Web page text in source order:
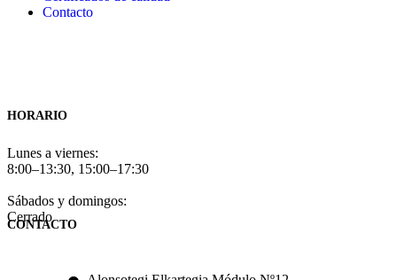
Contacto
HORARIO
Lunes a viernes:
8:00–13:30, 15:00–17:30
Sábados y domingos:
Cerrado
CONTACTO